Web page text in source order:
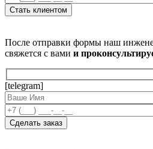
После отправки формы наш
свяжется с вами и
[telegram]